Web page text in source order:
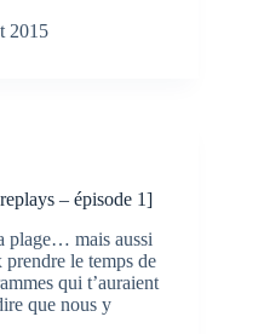
2015
– épisode 1]
plage… mais aussi
le temps de
qui t’auraient
que nous y